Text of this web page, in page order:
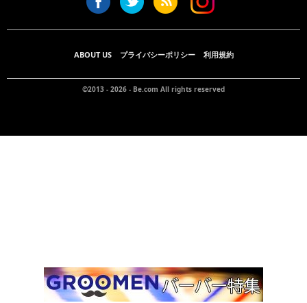
ABOUT US プライバシーポリシー 利用規約
©2013 - 2026 - Be.com All rights reserved